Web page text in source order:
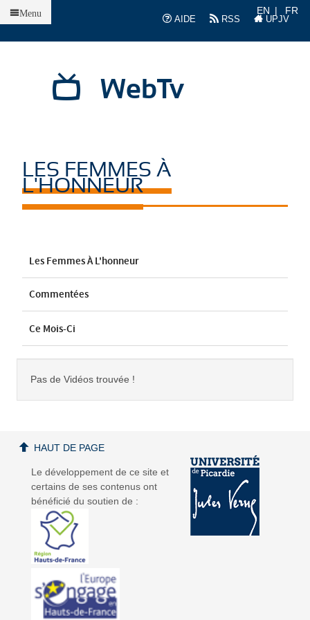
AIDE
RSS UPJV
EN FR
WebTv
Menu
LES FEMMES À
L'HONNEUR
Les Femmes À L'honneur
Commentées
Ce Mois-Ci
Pas de Vidéos trouvée !
Le développement de ce site et
certains de ses contenus ont
bénéficié du soutien de :
HAUT DE PAGE